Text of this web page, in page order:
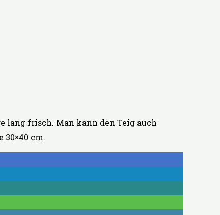
lang frisch. Man kann den Teig auch
cm.